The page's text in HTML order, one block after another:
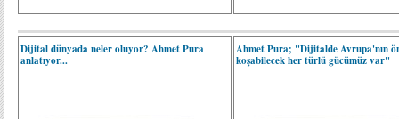
Dijital dünyada neler oluyor? Ahmet Pura
anlatıyor...
Ahmet Pura; "Dijitalde Avrupa'nın
koşabilecek her türlü gücümüz var"